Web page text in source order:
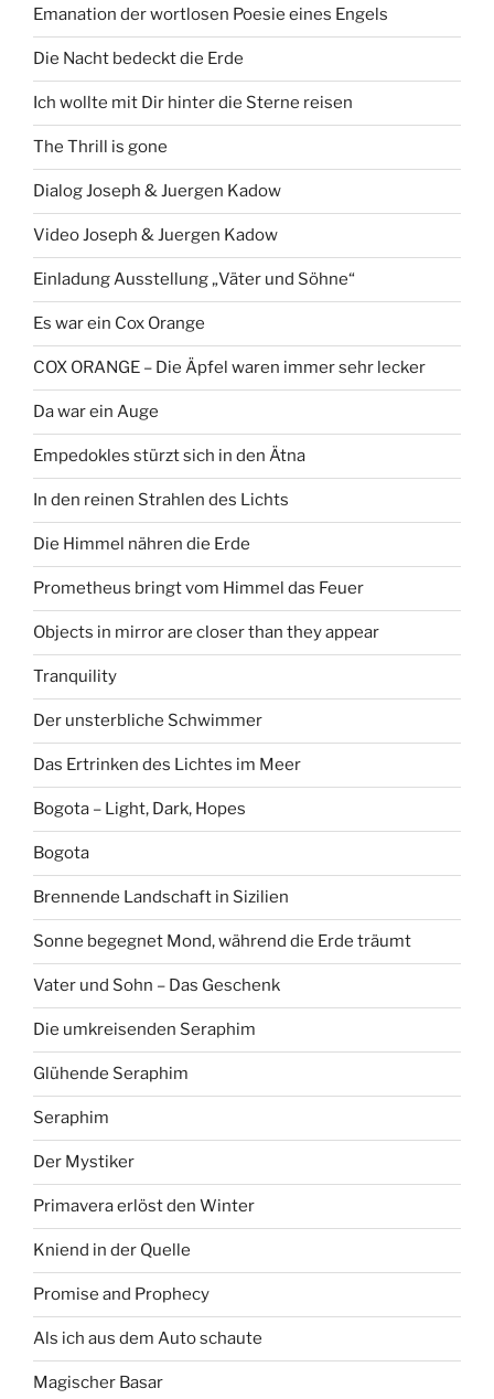
Emanation der wortlosen Poesie eines Engels
Die Nacht bedeckt die Erde
Ich wollte mit Dir hinter die Sterne reisen
The Thrill is gone
Dialog Joseph & Juergen Kadow
Video Joseph & Juergen Kadow
Einladung Ausstellung „Väter und Söhne“
Es war ein Cox Orange
COX ORANGE – Die Äpfel waren immer sehr lecker
Da war ein Auge
Empedokles stürzt sich in den Ätna
In den reinen Strahlen des Lichts
Die Himmel nähren die Erde
Prometheus bringt vom Himmel das Feuer
Objects in mirror are closer than they appear
Tranquility
Der unsterbliche Schwimmer
Das Ertrinken des Lichtes im Meer
Bogota – Light, Dark, Hopes
Bogota
Brennende Landschaft in Sizilien
Sonne begegnet Mond, während die Erde träumt
Vater und Sohn – Das Geschenk
Die umkreisenden Seraphim
Glühende Seraphim
Seraphim
Der Mystiker
Primavera erlöst den Winter
Kniend in der Quelle
Promise and Prophecy
Als ich aus dem Auto schaute
Magischer Basar